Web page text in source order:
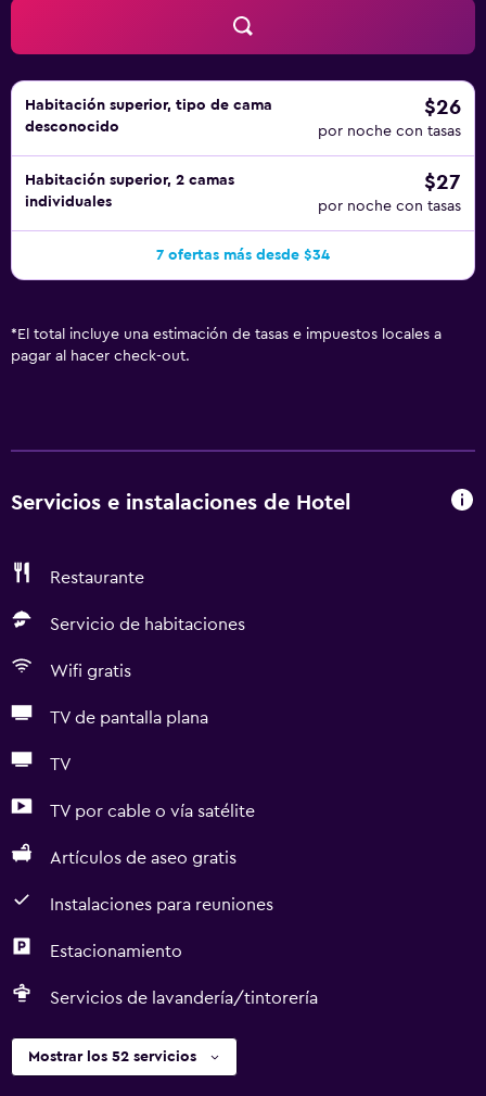
Habitación superior, tipo de cama
desconocido
$26
por noche con tasas
Habitación superior, 2 camas
individuales
$27
por noche con tasas
7 ofertas más desde $34
* El total incluye una estimación de tasas e impuestos locales a
pagar al hacer check-out.
Servicios e instalaciones de Hotel
Restaurante
Servicio de habitaciones
Wifi gratis
TV de pantalla plana
TV
TV por cable o vía satélite
Artículos de aseo gratis
Instalaciones para reuniones
Estacionamiento
Servicios de lavandería/tintorería
Mostrar los 52 servicios